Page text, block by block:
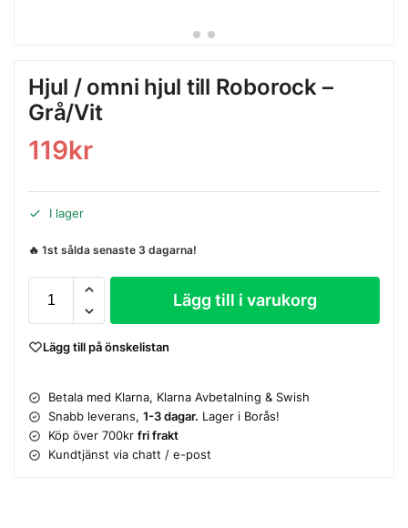
Hjul / omni hjul till Roborock –
Grå/Vit
119kr
I lager
🔥 1st sålda senaste 3 dagarna!
Lägg till i varukorg
Lägg till på önskelistan
Betala med Klarna, Klarna Avbetalning & Swish
Snabb leverans, 1-3 dagar. Lager i Borås!
Köp över 700kr fri frakt
Kundtjänst via chatt / e-post